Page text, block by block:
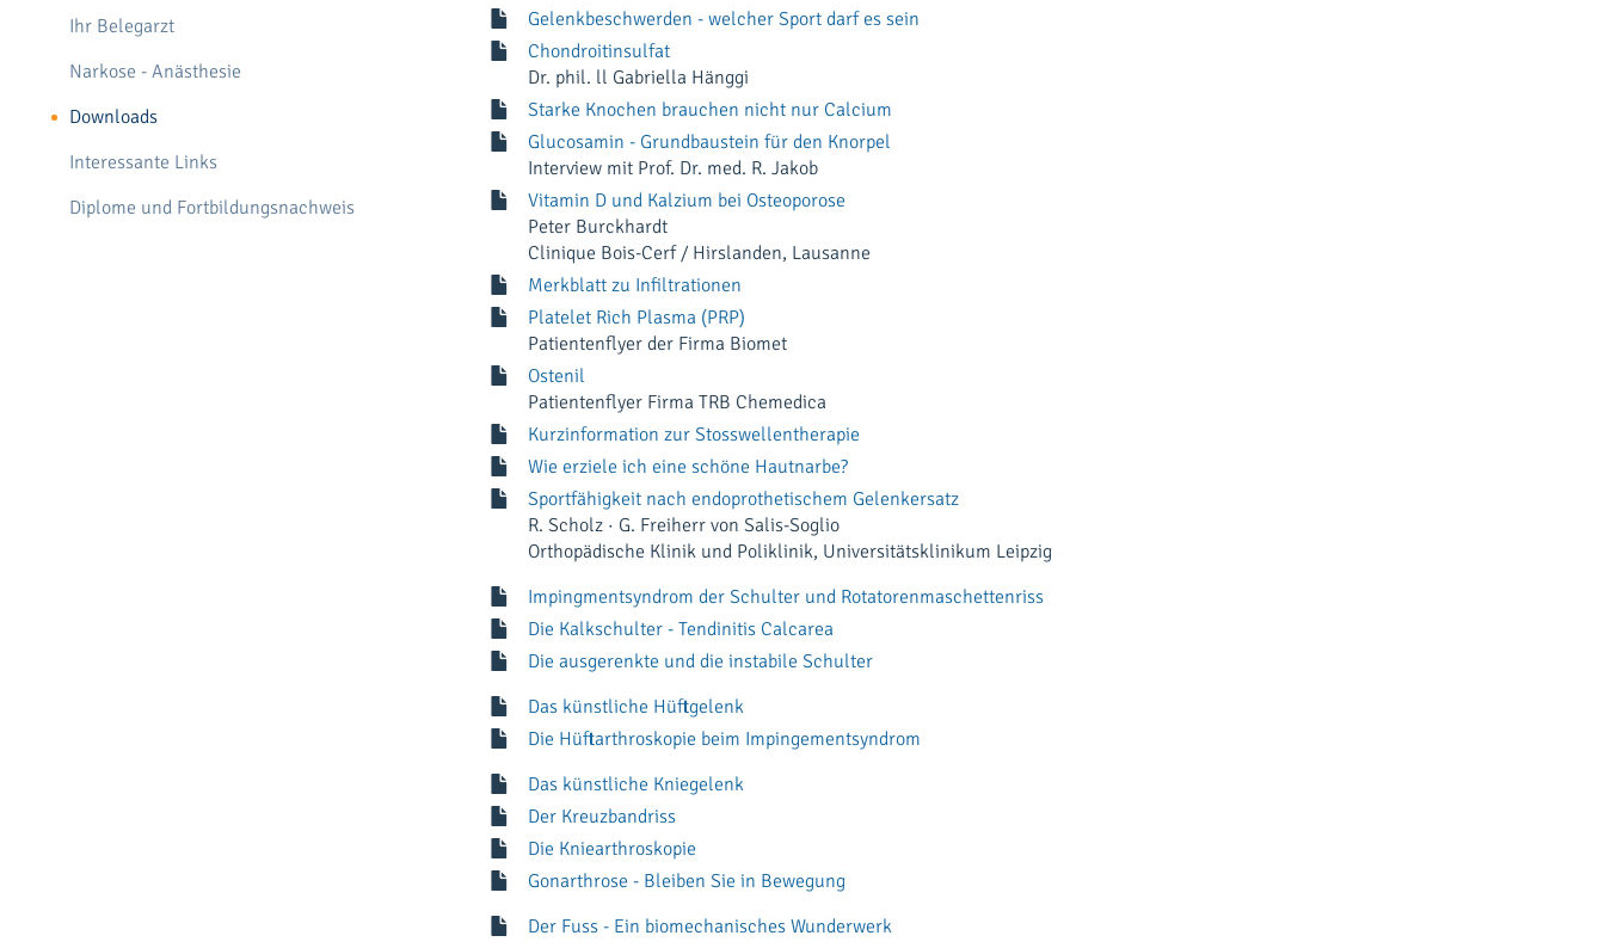
Gelenkbeschwerden - welcher Sport darf es sein
Chondroitinsulfat
Dr. phil. ll Gabriella Hänggi
Starke Knochen brauchen nicht nur Calcium
Glucosamin - Grundbaustein für den Knorpel
Interview mit Prof. Dr. med. R. Jakob
Vitamin D und Kalzium bei Osteoporose
Peter Burckhardt
Clinique Bois-Cerf / Hirslanden, Lausanne
Merkblatt zu Infiltrationen
Platelet Rich Plasma (PRP)
Patientenflyer der Firma Biomet
Ostenil
Patientenflyer Firma TRB Chemedica
Kurzinformation zur Stosswellentherapie
Wie erziele ich eine schöne Hautnarbe?
Sportfähigkeit nach endoprothetischem Gelenkersatz
R. Scholz · G. Freiherr von Salis-Soglio
Orthopädische Klinik und Poliklinik, Universitätsklinikum Leipzig
Impingmentsyndrom der Schulter und Rotatorenmaschettenriss
Die Kalkschulter - Tendinitis Calcarea
Die ausgerenkte und die instabile Schulter
Das künstliche Hüftgelenk
Die Hüftarthroskopie beim Impingementsyndrom
Das künstliche Kniegelenk
Der Kreuzbandriss
Die Kniearthroskopie
Gonarthrose - Bleiben Sie in Bewegung
Der Fuss - Ein biomechanisches Wunderwerk
Ihr Belegarzt
Narkose - Anästhesie
Downloads
Interessante Links
Diplome und Fortbildungsnachweis